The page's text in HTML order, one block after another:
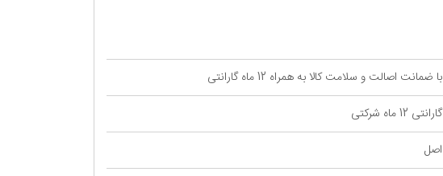
با ضمانت اصالت و سلامت کالا به همراه 12 ماه گارانتی
گارانتی 12 ماه شرکتی
اصل